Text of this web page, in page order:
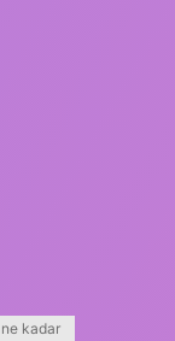
ne kadar